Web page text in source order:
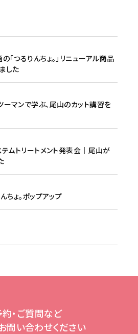
「つるりんちょ。」リニューアル商品
した
ーマンで学ぶ、尾山のカット講習を
テムトリートメント発表会｜尾山が
ょ。ポップアップ
約・ご質問など
問い合わせください